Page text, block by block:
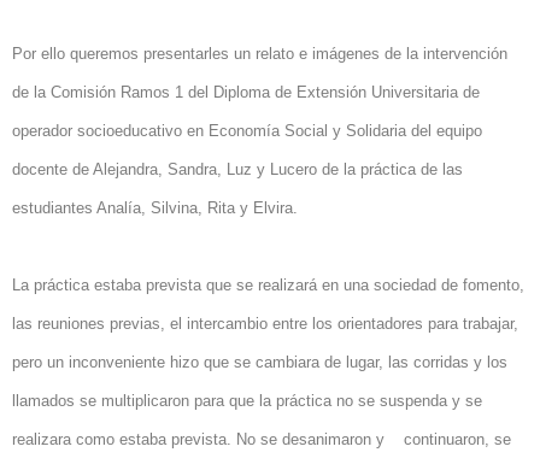
Por ello queremos presentarles un relato e imágenes de la intervención
de la Comisión Ramos 1 del Diploma de Extensión Universitaria de
operador socioeducativo en Economía Social y Solidaria del equipo
docente de Alejandra, Sandra, Luz y Lucero de la práctica de las
estudiantes Analía, Silvina, Rita y Elvira.
La práctica estaba prevista que se realizará en una sociedad de fomento,
las reuniones previas, el intercambio entre los orientadores para trabajar,
pero un inconveniente hizo que se cambiara de lugar, las corridas y los
llamados se multiplicaron para que la práctica no se suspenda y se
realizara como estaba prevista. No se desanimaron y continuaron, se